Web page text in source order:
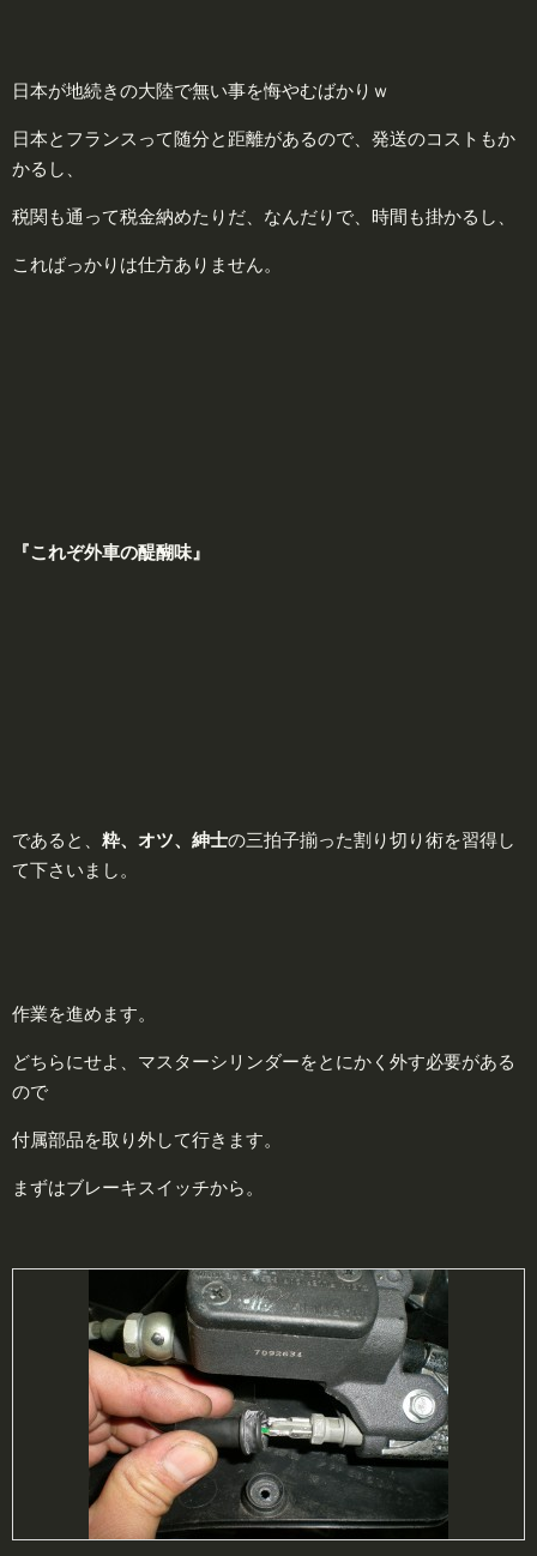
日本が地続きの大陸で無い事を悔やむばかりｗ
日本とフランスって随分と距離があるので、発送のコストもか
かるし、
税関も通って税金納めたりだ、なんだりで、時間も掛かるし、
こればっかりは仕方ありません。
『これぞ外車の醍醐味』
であると、 粋、オツ、紳士の三拍子揃った割り切り術を習得し
て下さいまし。
作業を進めます。
どちらにせよ、マスターシリンダーをとにかく外す必要がある
ので
付属部品を取り外して行きます。
まずはブレーキスイッチから。